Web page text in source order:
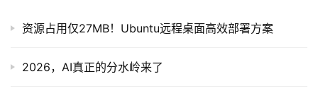
资源占用仅27MB！Ubuntu远程桌面高效部署方案
2026，AI真正的分水岭来了